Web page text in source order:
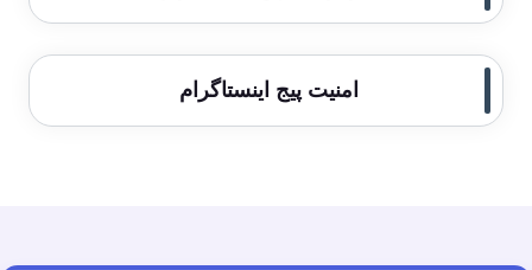
امنیت پیج اینستاگرام